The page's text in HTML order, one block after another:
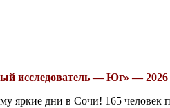
исследователь — Юг» — 2026
дни в Сочи! 165 человек